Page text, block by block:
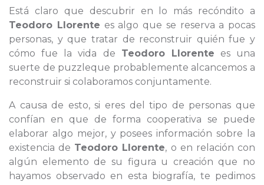
Está claro que descubrir en lo más recóndito a
Teodoro Llorente es algo que se reserva a pocas
personas, y que tratar de reconstruir quién fue y
cómo fue la vida de Teodoro Llorente es una
suerte de puzzleque probablemente alcancemos a
reconstruir si colaboramos conjuntamente.
A causa de esto, si eres del tipo de personas que
confían en que de forma cooperativa se puede
elaborar algo mejor, y posees información sobre la
existencia de Teodoro Llorente, o en relación con
algún elemento de su figura u creación que no
hayamos observado en esta biografía, te pedimos